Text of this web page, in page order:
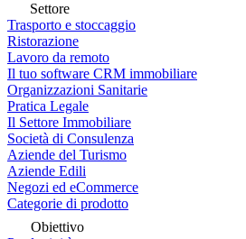
Settore
Trasporto e stoccaggio
Ristorazione
Lavoro da remoto
Il tuo software CRM immobiliare
Organizzazioni Sanitarie
Pratica Legale
Il Settore Immobiliare
Società di Consulenza
Aziende del Turismo
Aziende Edili
Negozi ed eCommerce
Categorie di prodotto
Obiettivo